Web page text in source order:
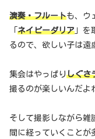
演奏・フルートも、ウ
ネイビーダリア 」を
るので、欲しい子は遠
集会はやっぱりしぐさ
撮るのが楽しいんだよ
そして撮影しながら雑
間に経っていくこと